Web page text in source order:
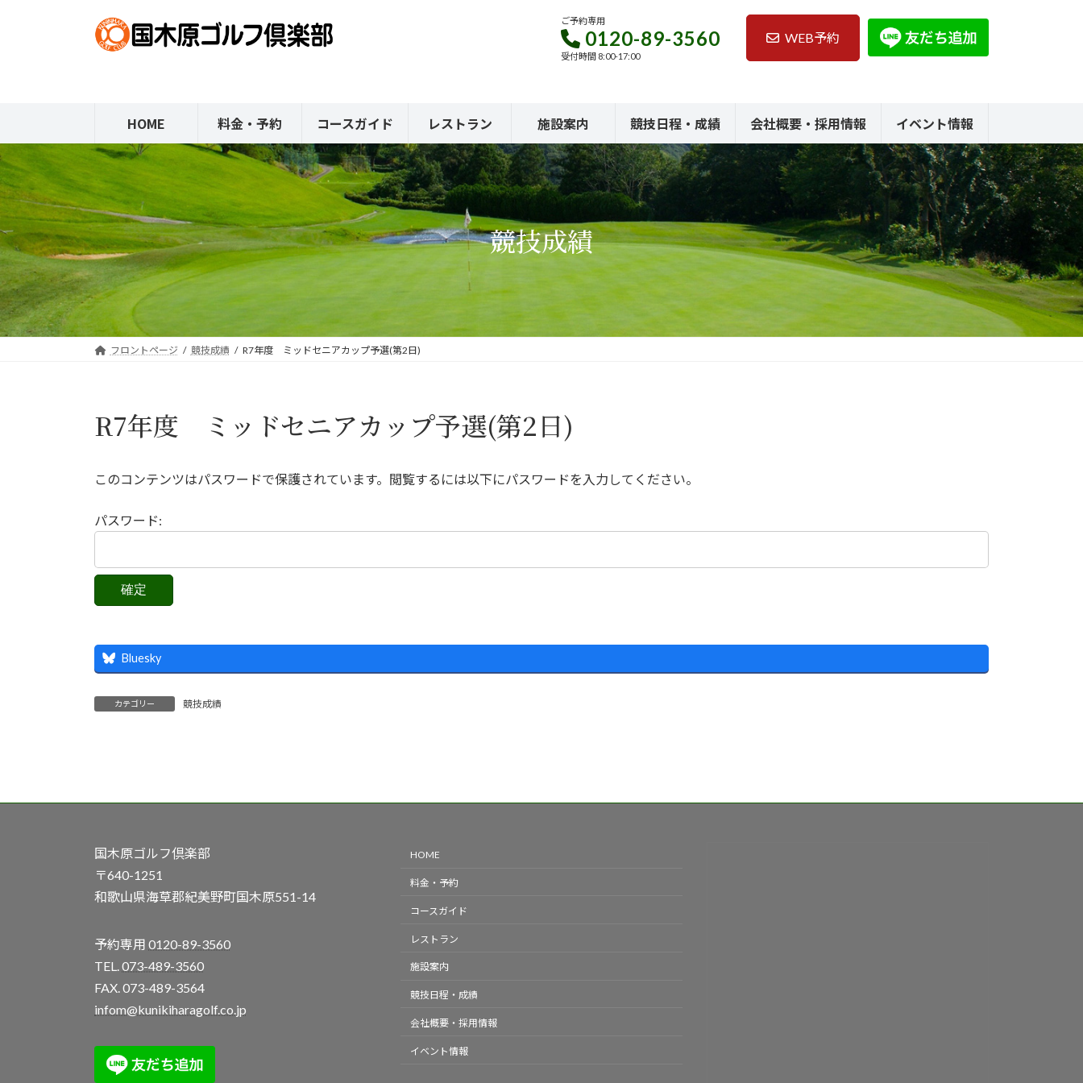
キ
ッ
プ
に
移
動
ご予約専用
0120-89-3560
受付時間 8:00-17:00
WEB予約
HOME 料金・予約 コースガイド レストラン 施設案内 競技日程・成績 会社概要・採用情報 イベント情報
競技成績
フロントページ 競技成績 R7年度 ミッドセニアカップ予選(第2日)
R7年度 ミッドセニアカップ予選(第2日)
このコンテンツはパスワードで保護されています。閲覧するには以下にパスワードを入力してください。
パスワード:
Bluesky
カテゴリー 競技成績
国木原ゴルフ倶楽部
〒640-1251
和歌山県海草郡紀美野町国木原551-14
予約専用 0120-89-3560
TEL. 073-489-3560
FAX. 073-489-3564
infom@kunikiharagolf.co.jp
HOME
料金・予約
コースガイド
レストラン
施設案内
競技日程・成績
会社概要・採用情報
イベント情報